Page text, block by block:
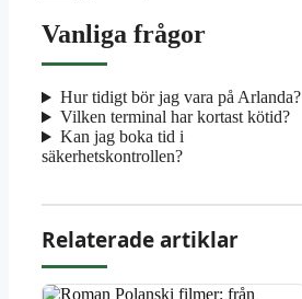
Vanliga frågor
Hur tidigt bör jag vara på Arlanda?
Vilken terminal har kortast kötid?
Kan jag boka tid i
säkerhetskontrollen?
Relaterade artiklar